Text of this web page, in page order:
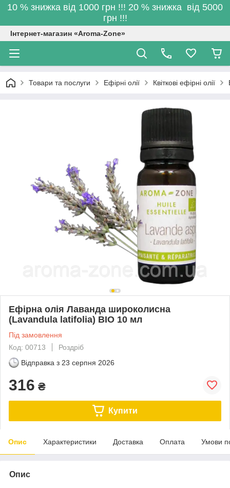
10 % знижка від 1000 грн !!! 20 % знижка від 5000
грн !!!
Інтернет-магазин «Aroma-Zone»
Товари та послуги Ефірні олії Квіткові ефірні олії
Ефірна олія Лаванда широколисна
(Lavandula latifolia) BIO 10 мл
Під замовлення
Код: 00713
Роздріб
Відправка з 23 серпня 2026
316 ₴
Купити
Опис Характеристики Доставка Оплата Умови
Опис